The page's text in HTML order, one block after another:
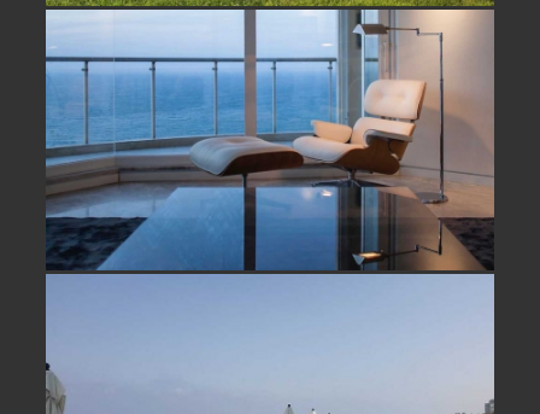
דירה עם נוף לים למכירה בהרצליה
פיתוח- נמכר